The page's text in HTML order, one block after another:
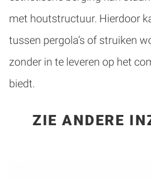
met houtstructuur. Hierdoor
tussen pergola’s of struiken
zonder in te leveren op het
biedt.
ZIE ANDERE